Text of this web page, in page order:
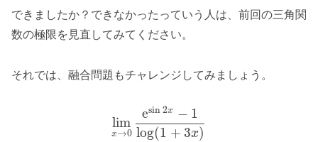
できましたか？できなかったっていう人は、前回の三角関
数の極限を見直してみてください。
それでは、融合問題もチャレンジしてみましょう。
lim
x→0
esin 2x − 1
log(1 + 3x)